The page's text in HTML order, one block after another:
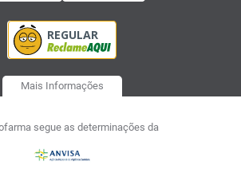
Mais Informações
segue as determinações da